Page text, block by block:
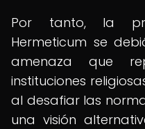
Por tanto, la
Hermeticum se
amenaza que
instituciones
al desafiar las
una visión